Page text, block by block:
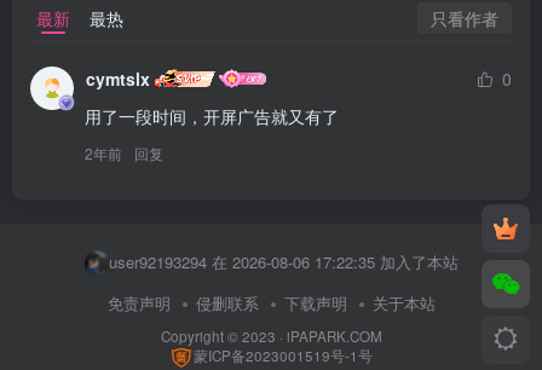
最新 最热 只看作者
cymtslx
0
用了一段时间，开屏广告就又有了
2年前 回复
user92193294 在 2026-08-06 17:22:35 加入了本站
yan123 在 2026-08-06 17:11:37 加入了本站
dhdism 在 2026-08-06 17:03:04 加入了本站
免责声明 侵删联系 下载声明 关于本站
Copyright © 2023 · iPAPARK.COM
蒙ICP备2023001519号-1号